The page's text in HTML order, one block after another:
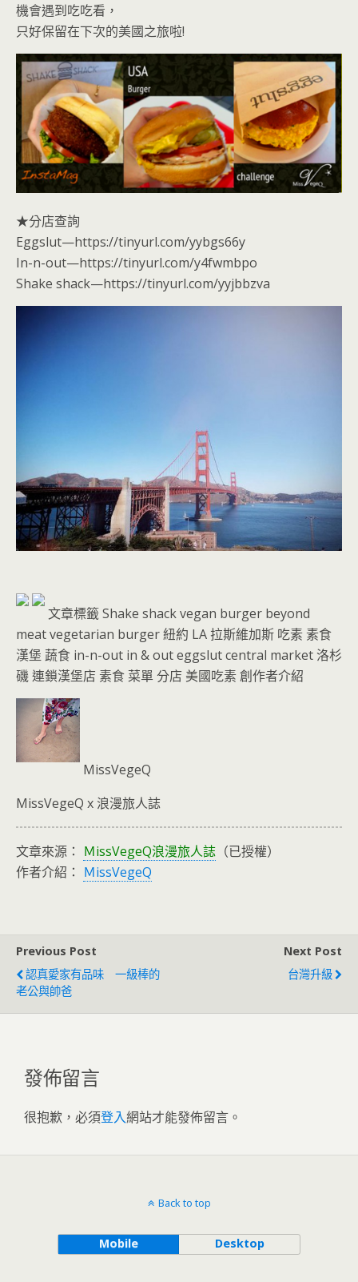
機會遇到吃吃看，
只好保留在下次的美國之旅啦!
★分店查詢
Eggslut—https://tinyurl.com/yybgs66y
In-n-out—https://tinyurl.com/y4fwmbpo
Shake shack—https://tinyurl.com/yyjbbzva
文章標籤 ​​​​​​​Shake shack vegan burger beyond
meat vegetarian burger 紐約 LA 拉斯維加斯 吃素 素食
漢堡 蔬食 in-n-out in & out eggslut central market 洛杉
磯 連鎖漢堡店 素食 菜單 分店 美國吃素 創作者介紹
MissVegeQ
MissVegeQ x 浪漫旅人誌
文章來源： ＭissVegeQ浪漫旅人誌 （已授權）
作者介紹： ＭissVegeQ
Previous Post
認真愛家有品味 一級棒的
老公與帥爸
Next Post
台灣升級
發佈留言
很抱歉，必須登入網站才能發佈留言。
Back to top
Mobile Desktop